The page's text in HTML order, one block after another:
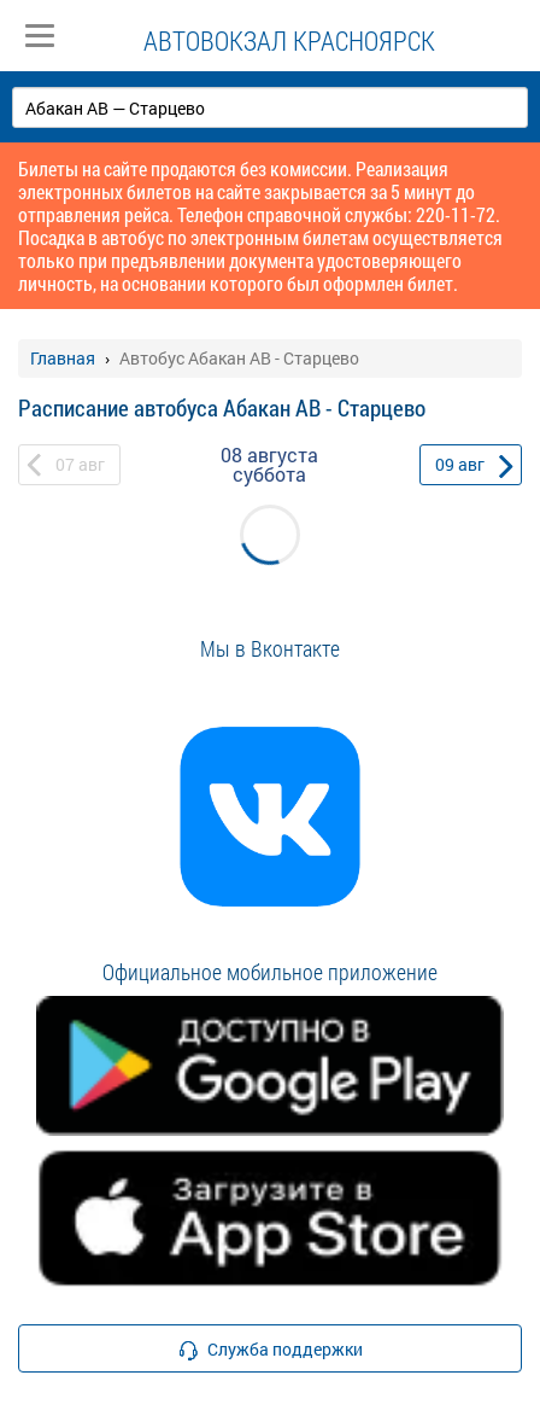
АВТОВОКЗАЛ КРАСНОЯРСК
Билеты на сайте продаются без комиссии. Реализация
электронных билетов на сайте закрывается за 5 минут до
отправления рейса. Телефон справочной службы: 220-11-72.
Посадка в автобус по электронным билетам осуществляется
только при предъявлении документа удостоверяющего
личность, на основании которого был оформлен билет.
Главная Автобус Абакан АВ - Старцево
Расписание автобуса Абакан АВ - Старцево
07 авг 08 августа
суббота 09 авг
Мы в Вконтакте
Официальное мобильное приложение
Служба поддержки